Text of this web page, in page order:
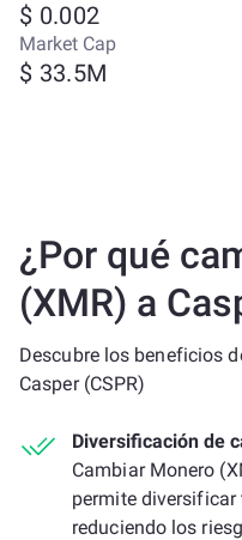
$ 0.002
Market Cap
$ 33.5M
¿Por qué
(XMR) a
Descubre los beneficios
Casper (CSPR)
Diversificación de
Cambiar Monero
permite diversificar
reduciendo los